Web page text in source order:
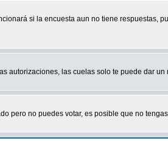
si la encuesta aun no tiene respuestas,
autorizaciones, las cuelas solo te puede dar
pero no puedes votar, es posible que no